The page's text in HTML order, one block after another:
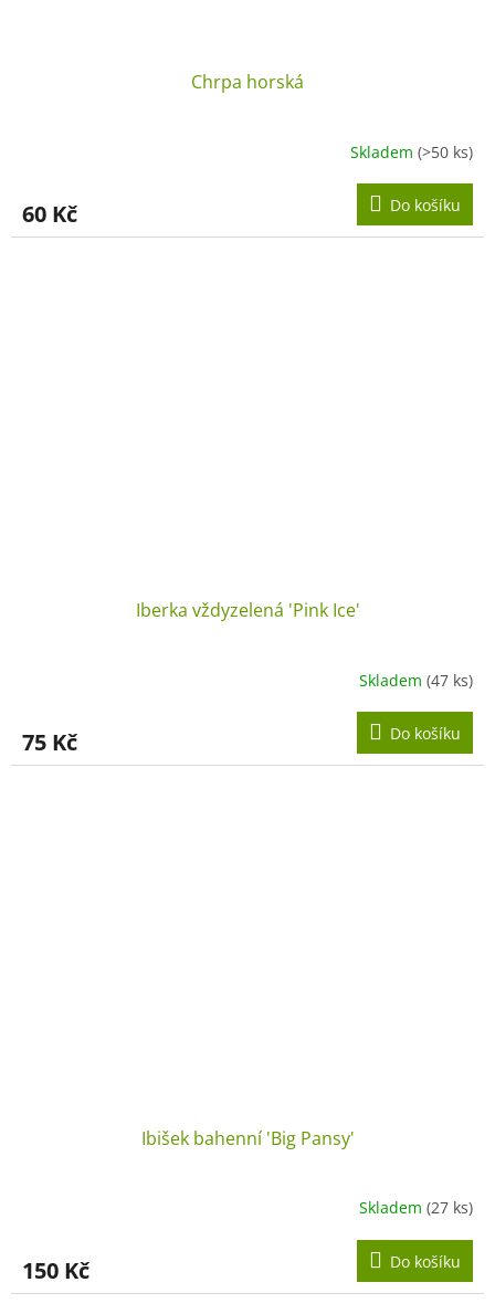
Chrpa horská
Skladem (>50 ks)
60 Kč Do košíku
Iberka vždyzelená 'Pink Ice'
Skladem (47 ks)
75 Kč Do košíku
Ibišek bahenní 'Big Pansy'
Skladem (27 ks)
150 Kč Do košíku